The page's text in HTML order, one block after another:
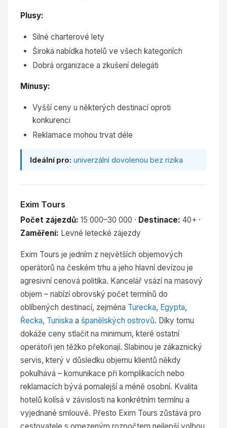
Plusy:
Silné charterové lety
Široká nabídka hotelů ve všech kategoriích
Dobrá organizace a zkušení delegáti
Mínusy:
Vyšší ceny u některých destinací oproti
konkurenci
Reklamace mohou trvat déle
Ideální pro: univerzální dovolenou bez rizika
Exim Tours
Počet zájezdů: 15 000–30 000 · Destinace: 40+ ·
Zaměření: Levné letecké zájezdy
Exim Tours je jedním z největších objemových
operátorů na českém trhu a jeho hlavní devízou je
agresivní cenová politika. Kancelář vsází na masový
objem – nabízí obrovský počet termínů do
oblíbených destinací, zejména Turecka, Egypta,
Řecka, Tuniska a španělských ostrovů. Díky tomu
dokáže ceny stlačit na minimum, které ostatní
operátoři jen těžko překonají. Slabinou je zákaznický
servis, který v důsledku objemu klientů někdy
pokulhává – komunikace při komplikacích nebo
reklamacích bývá pomalejší a méně osobní. Kvalita
hotelů kolísá v závislosti na konkrétním termínu a
vyjednané smlouvě. Přesto Exim Tours zůstává pro
cestovatele s omezeným rozpočtem nejlepší volbou,